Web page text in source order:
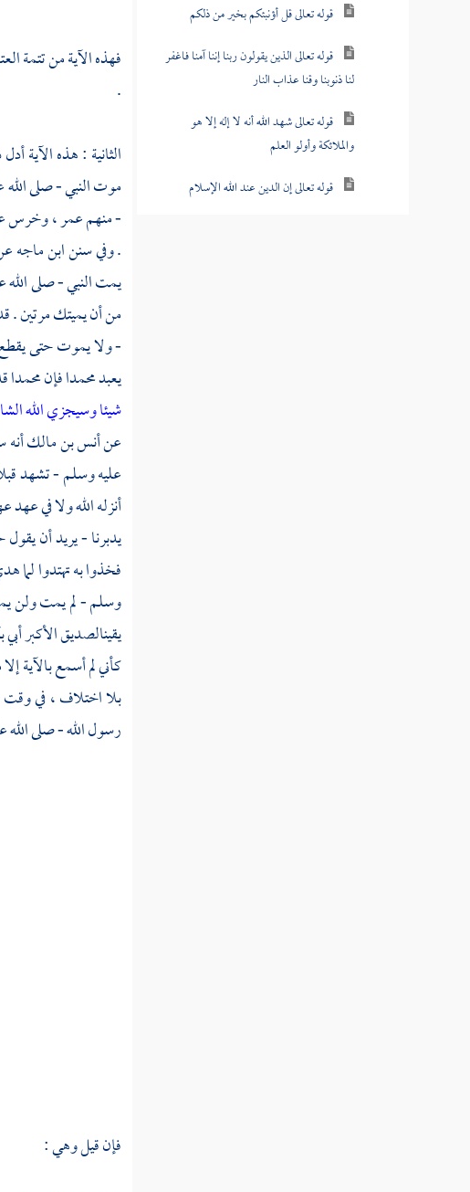
قوله تعالى قل أؤنبئكم بخير من ذلكم
قوله تعالى الذين يقولون ربنا إننا آمنا فاغفر
لنا ذنوبنا وقنا عذاب النار
قوله تعالى شهد الله أنه لا إله إلا هو
والملائكة وأولو العلم
قوله تعالى إن الدين عند الله الإسلام
فهذه الآية من تتمة
.
الثانية : هذه
موت النبي - صلى
- منهمعمر، وخرس
. وفي سننابن ماجه
يمت النبي - صلى
من أن يميتك مرتين .
- ولا يموت حتى يقطع
يعبدمحمدافإنمحمدا
شيئا وسيجزي الله
عنأنس بن مالك
عليه وسلم - تشهد
أنزله الله ولا في
يدبرنا - يريد أن
فخذوا به تهتدوا
وسلم - لم يمت ولن
يقينالصديق الأكبر أبي
كأني لم أسمع بالآية
بلا اختلاف ، في
رسول الله - صلى
فإن قيل وهي :